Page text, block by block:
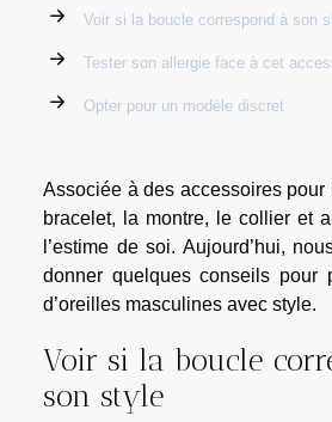
Voir si la boucle correspond à son
Tester son allergie face à cet
Opter pour un modèle discret
Associée à des accessoires pour
bracelet, la montre, le collier et
l’estime de soi. Aujourd’hui,
donner quelques conseils pour
d’oreilles masculines avec style.
Voir si la boucle
son style